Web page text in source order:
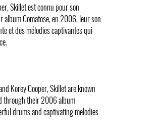
Skillet est connu pour son
album Comatose, en 2006, leur son
et des mélodies captivantes qui
Korey Cooper, Skillet are known
through their 2006 album
drums and captivating melodies